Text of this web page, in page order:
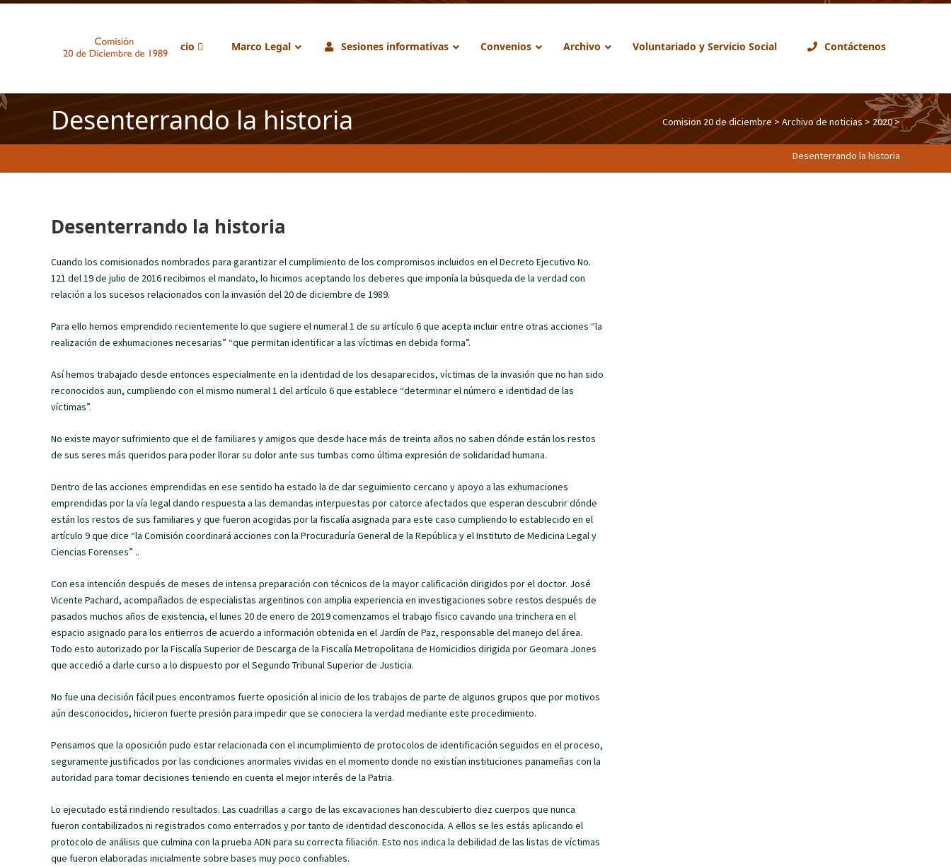
Inicio Marco Legal Sesiones informativas Convenios Archivo Voluntariado y Servicio Social Contáctenos
Desenterrando la historia Comision 20 de diciembre> Archivo de noticias> 2020>
Desenterrando la historia
Desenterrando la historia
Cuando los comisionados nombrados para garantizar el cumplimiento de los compromisos incluidos en el Decreto Ejecutivo No.
121 del 19 de julio de 2016 recibimos el mandato, lo hicimos aceptando los deberes que imponía la búsqueda de la verdad con
relación a los sucesos relacionados con la invasión del 20 de diciembre de 1989.
Para ello hemos emprendido recientemente lo que sugiere el numeral 1 de su artículo 6 que acepta incluir entre otras acciones “la
realización de exhumaciones necesarias” “que permitan identificar a las víctimas en debida forma”.
Así hemos trabajado desde entonces especialmente en la identidad de los desaparecidos, víctimas de la invasión que no han sido
reconocidos aun, cumpliendo con el mismo numeral 1 del artículo 6 que establece “determinar el número e identidad de las
víctimas”.
No existe mayor sufrimiento que el de familiares y amigos que desde hace más de treinta años no saben dónde están los restos
de sus seres más queridos para poder llorar su dolor ante sus tumbas como última expresión de solidaridad humana.
Dentro de las acciones emprendidas en ese sentido ha estado la de dar seguimiento cercano y apoyo a las exhumaciones
emprendidas por la vía legal dando respuesta a las demandas interpuestas por catorce afectados que esperan descubrir dónde
están los restos de sus familiares y que fueron acogidas por la fiscalía asignada para este caso cumpliendo lo establecido en el
artículo 9 que dice “la Comisión coordinará acciones con la Procuraduría General de la República y el Instituto de Medicina Legal y
Ciencias Forenses” ..
Con esa intención después de meses de intensa preparación con técnicos de la mayor calificación dirigidos por el doctor. José
Vicente Pachard, acompañados de especialistas argentinos con amplia experiencia en investigaciones sobre restos después de
pasados muchos años de existencia, el lunes 20 de enero de 2019 comenzamos el trabajo físico cavando una trinchera en el
espacio asignado para los entierros de acuerdo a información obtenida en el Jardín de Paz, responsable del manejo del área.
Todo esto autorizado por la Fiscalía Superior de Descarga de la Fiscalía Metropolitana de Homicidios dirigida por Geomara Jones
que accedió a darle curso a lo dispuesto por el Segundo Tribunal Superior de Justicia.
No fue una decisión fácil pues encontramos fuerte oposición al inicio de los trabajos de parte de algunos grupos que por motivos
aún desconocidos, hicieron fuerte presión para impedir que se conociera la verdad mediante este procedimiento.
Pensamos que la oposición pudo estar relacionada con el incumplimiento de protocolos de identificación seguidos en el proceso,
seguramente justificados por las condiciones anormales vividas en el momento donde no existían instituciones panameñas con la
autoridad para tomar decisiones teniendo en cuenta el mejor interés de la Patria.
Lo ejecutado está rindiendo resultados. Las cuadrillas a cargo de las excavaciones han descubierto diez cuerpos que nunca
fueron contabilizados ni registrados como enterrados y por tanto de identidad desconocida. A ellos se les estás aplicando el
protocolo de análisis que culmina con la prueba ADN para su correcta filiación. Esto nos indica la debilidad de las listas de víctimas
que fueron elaboradas inicialmente sobre bases muy poco confiables.